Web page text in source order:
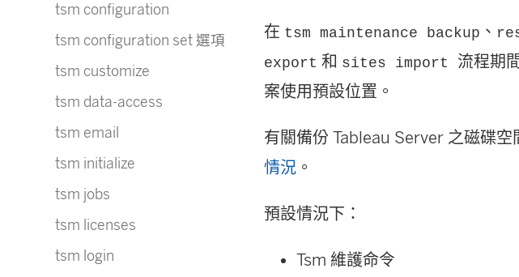
tsm configuration
tsm configuration set 選項
tsm customize
tsm data-access
tsm email
tsm initialize
tsm jobs
tsm licenses
tsm login
在 tsm maintenance backup 、
export 和 sites import 流程期
案使用預設位置。
有關備份 Tableau Server 之磁碟空
情況 。
預設情況下：
Tsm 維護命令